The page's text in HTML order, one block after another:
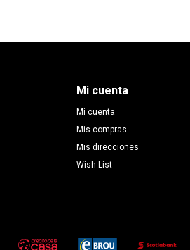
Mi cuenta
Mi cuenta
Mis compras
Mis direcciones
Wish List